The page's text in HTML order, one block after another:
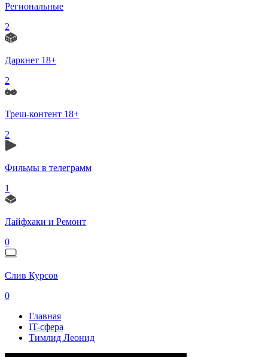
Региональные
2
Даркнет 18+
2
Треш-контент 18+
2
Фильмы в телеграмм
1
Лайфхаки и Ремонт
0
Слив Курсов
0
Главная
IT-сфера
Тимлид Леонид